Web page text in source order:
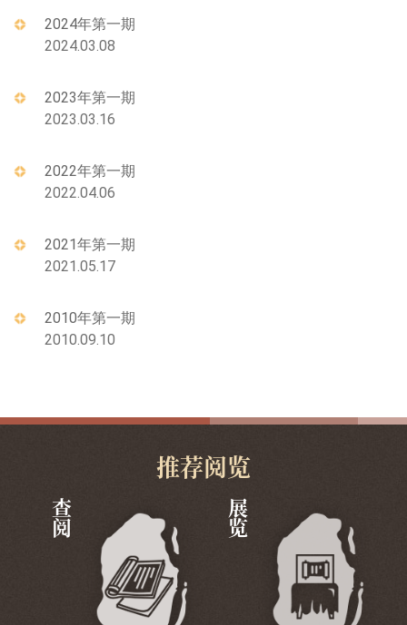
2024年第一期
2024.03.08
2023年第一期
2023.03.16
2022年第一期
2022.04.06
2021年第一期
2021.05.17
2010年第一期
2010.09.10
推荐阅览
查阅 展览